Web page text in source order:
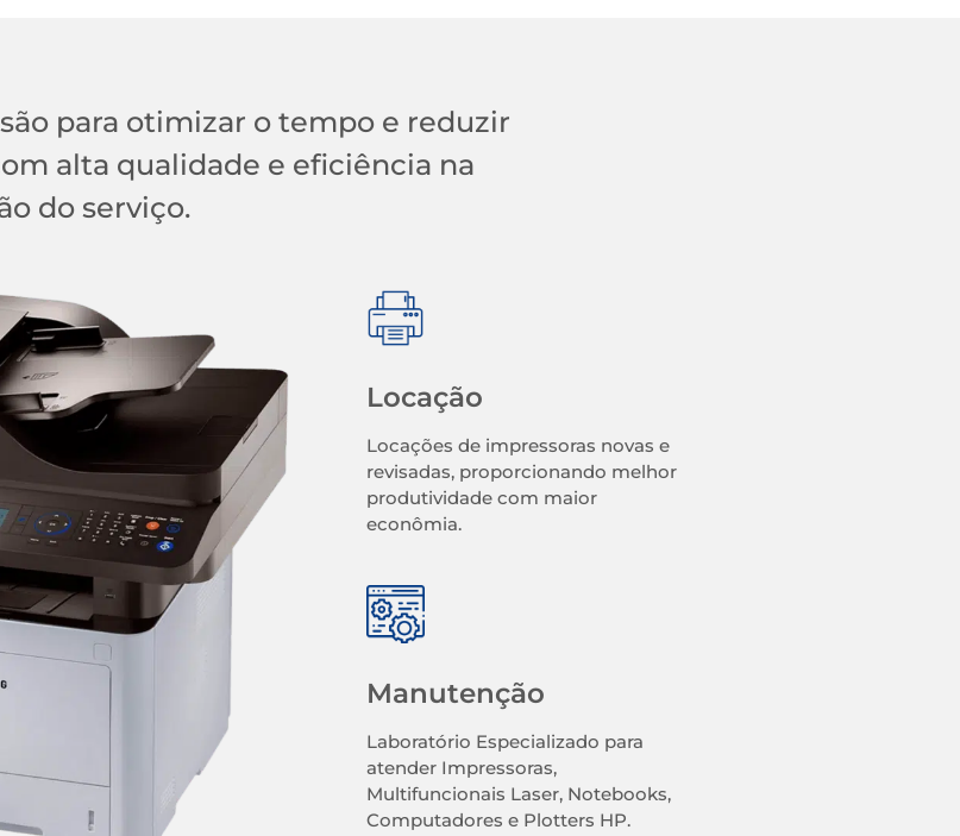
para otimizar o tempo e reduzir
alta qualidade e eficiência na
do serviço.
Locação
Locações de impressoras novas e
revisadas, proporcionando melhor
produtividade com maior
econômia.
Manutenção
Laboratório Especializado para
atender Impressoras,
Multifuncionais Laser, Notebooks,
Computadores e Plotters HP.